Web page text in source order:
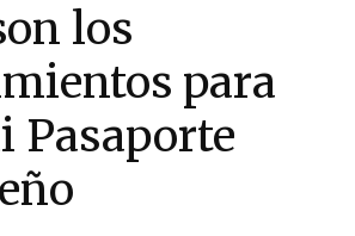
los
para
Pasaporte